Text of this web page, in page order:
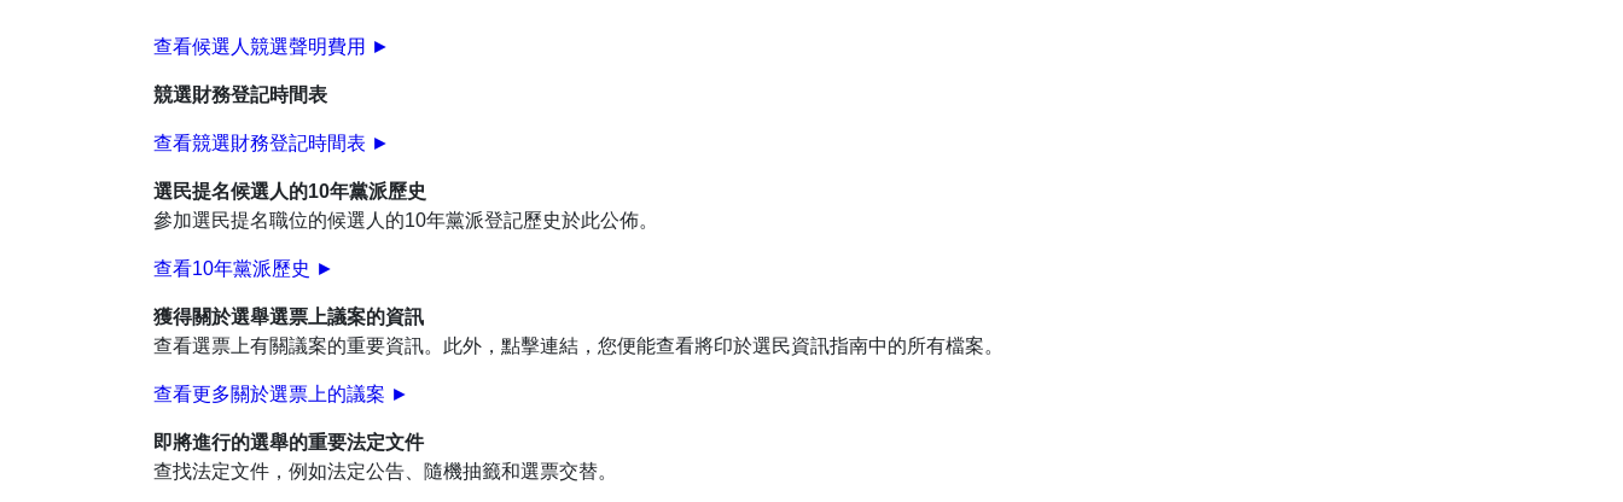
查看候選人競選聲明費用 ►
競選財務登記時間表
查看競選財務登記時間表 ►
選民提名候選人的10年黨派歷史
參加選民提名職位的候選人的10年黨派登記歷史於此公佈。
查看10年黨派歷史 ►
獲得關於選舉選票上議案的資訊
查看選票上有關議案的重要資訊。此外，點擊連結，您便能查看將印於選民資訊指南中的所有檔案。
查看更多關於選票上的議案 ►
即將進行的選舉的重要法定文件
查找法定文件，例如法定公告、隨機抽籤和選票交替。